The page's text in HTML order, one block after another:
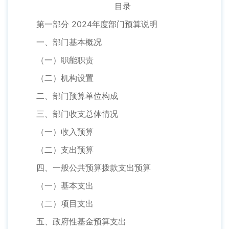
目录
第一部分 2024年度部门预算说明
一、部门基本概况
（一）职能职责
（二）机构设置
二、部门预算单位构成
三、部门收支总体情况
（一）收入预算
（二）支出预算
四、一般公共预算拨款支出预算
（一）基本支出
（二）项目支出
五、政府性基金预算支出